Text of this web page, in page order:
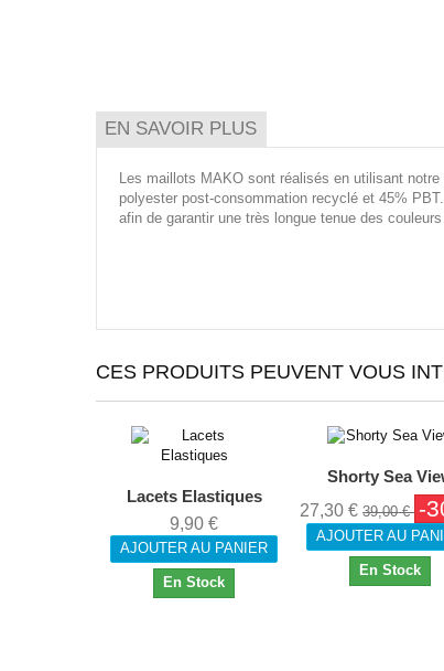
EN SAVOIR PLUS
Les maillots MAKO sont réalisés en utilisant
polyester post-consommation recyclé et 45%
afin de garantir une très longue tenue des
CES PRODUITS PEUVENT VOUS
Lacets Elastiques
9,90 €
AJOUTER AU PANIER
En Stock
Shorty Sea
27,30 € 39,00 € -
AJOUTER AU
En Stock